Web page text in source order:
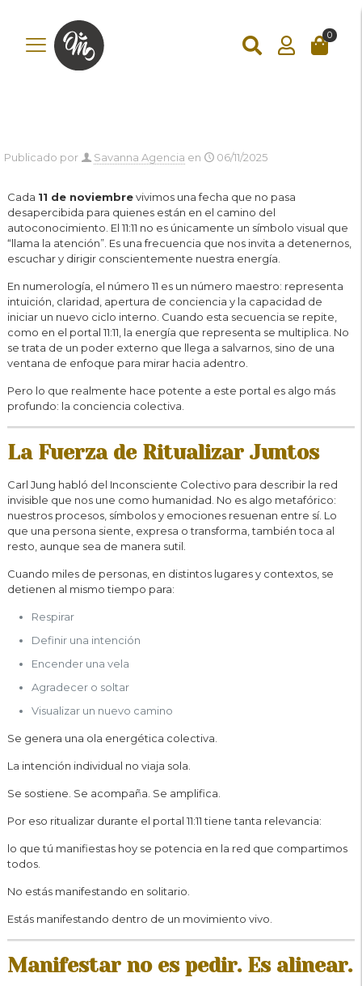
function () { if (!is_checkout()) return; ?>
0
Publicado por Savanna Agencia en 06/11/2025
Cada 11 de noviembrevivimos una fecha que no pasa
desapercibida para quienes están en el camino del
autoconocimiento. El 11:11 no es únicamente un símbolo visual que
“llama la atención”. Es una frecuencia que nos invita a detenernos,
escuchar y dirigir conscientemente nuestra energía.
En numerología, el número 11 es un número maestro: representa
intuición, claridad, apertura de conciencia y la capacidad de
iniciar un nuevo ciclo interno. Cuando esta secuencia se repite,
como en el portal 11:11, la energía que representa se multiplica. No
se trata de un poder externo que llega a salvarnos, sino de una
ventana de enfoque para mirar hacia adentro.
Pero lo que realmente hace potente a este portal es algo más
profundo: la conciencia colectiva.
La Fuerza de Ritualizar Juntos
Carl Jung habló del Inconsciente Colectivo para describir la red
invisible que nos une como humanidad. No es algo metafórico:
nuestros procesos, símbolos y emociones resuenan entre sí. Lo
que una persona siente, expresa o transforma, también toca al
resto, aunque sea de manera sutil.
Cuando miles de personas, en distintos lugares y contextos, se
detienen al mismo tiempo para:
Respirar
Definir una intención
Encender una vela
Agradecer o soltar
Visualizar un nuevo camino
Se genera una ola energética colectiva.
La intención individual no viaja sola.
Se sostiene. Se acompaña. Se amplifica.
Por eso ritualizar durante el portal 11:11 tiene tanta relevancia:
lo que tú manifiestas hoy se potencia en la red que compartimos
todos.
No estás manifestando en solitario.
Estás manifestando dentro de un movimiento vivo.
Manifestar no es pedir. Es alinear.